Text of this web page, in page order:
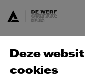
Programma
Deze
cookies